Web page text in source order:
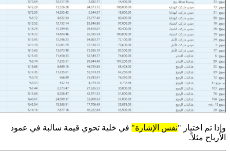
وإذا تم اختيار "نفس الإشارة" في خلية تحوي قيمة سالبة في عمود
الأرباح مثلاً.